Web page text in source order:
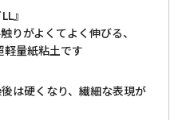
』
りがよくてよく伸びる、
軽量紙粘土です
は硬くなり、繊細な表現が